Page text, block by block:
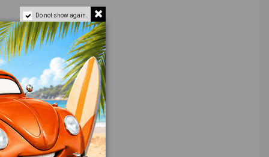
Do not show again.